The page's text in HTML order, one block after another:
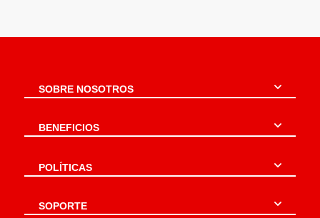
SOBRE NOSOTROS
BENEFICIOS
POLÍTICAS
SOPORTE